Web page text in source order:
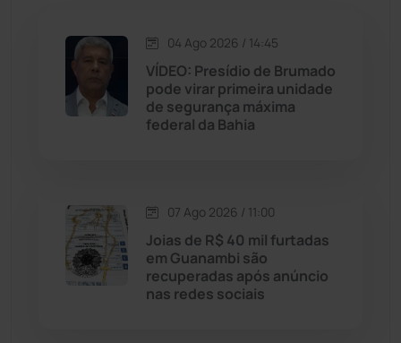
Jussiape (97)
Justiça
Licínio de Almeida
Livramento de Nossa... (1338)
04 Ago 2026 / 14:45
VÍDEO: Presídio de Brumado
pode virar primeira unidade
de segurança máxima
federal da Bahia
07 Ago 2026 / 11:00
Joias de R$ 40 mil furtadas
em Guanambi são
recuperadas após anúncio
nas redes sociais